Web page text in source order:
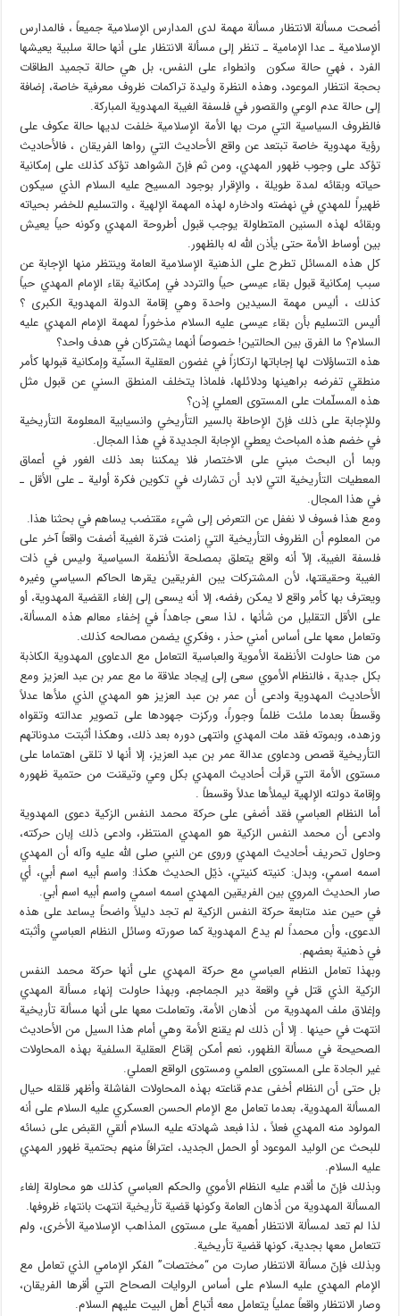
أضحت مسألة الانتظار مسألة مهمة لدى المدارس الإسلامية جميعاً ، فالمدارس
الإسلامية ـ عدا الإمامية ـ تنظر إلى مسألة الانتظار على أنها حالة سلبية يعيشها
الفرد ، فهي حالة سكون وانطواء على النفس، بل هي حالة تجميد الطاقات
بحجة انتظار الموعود، وهذه النظرة وليدة تراكمات ظروف معرفية خاصة، إضافة
إلى حالة عدم الوعي والقصور في فلسفة الغيبة المهدوية المباركة.
فالظروف السياسية التي مرت بها الأمة الإسلامية خلفت لديها حالة عكوف على
رؤية مهدوية خاصة تبتعد عن واقع الأحاديث التي رواها الفريقان ، فالأحاديث
تؤكد على وجوب ظهور المهدي، ومن ثم فإنّ الشواهد تؤكد كذلك على إمكانية
حياته وبقائه لمدة طويلة ، والإقرار بوجود المسيح عليه السلام الذي سيكون
ظهيراً للمهدي في نهضته وادخاره لهذه المهمة الإلهية ، والتسليم للخضر بحياته
وبقائه لهذه السنين المتطاولة يوجب قبول أطروحة المهدي وكونه حياً يعيش
بين أوساط الأمة حتى يأذن الله له بالظهور.
كل هذه المسائل تطرح على الذهنية الإسلامية العامة وينتظر منها الإجابة عن
سبب إمكانية قبول بقاء عيسى حياً والتردد في إمكانية بقاء الإمام المهدي حياً
كذلك ، أليس مهمة السيدين واحدة وهي إقامة الدولة المهدوية الكبرى ؟
أليس التسليم بأن بقاء عيسى عليه السلام مذخوراً لمهمة الإمام المهدي عليه
السلام؟ ما الفرق بين الحالتين! خصوصاً أنهما يشتركان في هدف واحد؟
هذه التساؤلات لها إجاباتها ارتكازاً في غضون العقلية السنّية وإمكانية قبولها كأمر
منطقي تفرضه براهينها ودلائلها، فلماذا يتخلف المنطق السني عن قبول مثل
هذه المسلّمات على المستوى العملي إذن؟
وللإجابة على ذلك فإنّ الإحاطة بالسير التأريخي وانسيابية المعلومة التأريخية
في خضم هذه المباحث يعطي الإجابة الجديدة في هذا المجال.
وبما أن البحث مبني على الاختصار فلا يمكننا بعد ذلك الغور في أعماق
المعطيات التأريخية التي لابد أن تشارك في تكوين فكرة أولية ـ على الأقل ـ
في هذا المجال.
ومع هذا فسوف لا نغفل عن التعرض إلى شيء مقتضب يساهم في بحثنا هذا.
من المعلوم أن الظروف التأريخية التي زامنت فترة الغيبة أضفت واقعاً آخر على
فلسفة الغيبة، إلاّ أنه واقع يتعلق بمصلحة الأنظمة السياسية وليس في ذات
الغيبة وحقيقتها، لأن المشتركات يبن الفريقين يقرها الحاكم السياسي وغيره
ويعترف بها كأمر واقع لا يمكن رفضه، إلا أنه يسعى إلى إلغاء القضية المهدوية، أو
على الأقل التقليل من شأنها ، لذا سعى جاهداً في إخفاء معالم هذه المسألة،
وتعامل معها على أساس أمني حذر ، وفكري يضمن مصالحه كذلك.
من هنا حاولت الأنظمة الأموية والعباسية التعامل مع الدعاوى المهدوية الكاذبة
بكل جدية ، فالنظام الأموي سعى إلى إيجاد علاقة ما مع عمر بن عبد العزيز ومع
الأحاديث المهدوية وادعى أن عمر بن عبد العزيز هو المهدي الذي ملأها عدلاً
وقسطاً بعدما ملئت ظلماً وجوراً، وركزت جهودها على تصوير عدالته وتقواه
وزهده، وبموته فقد مات المهدي وانتهى دوره بعد ذلك، وهكذا أثبتت مدوناتهم
التأريخية قصص ودعاوى عدالة عمر بن عبد العزيز، إلا أنها لا تلقى اهتماما على
مستوى الأمة التي قرأت أحاديث المهدي بكل وعي وتيقنت من حتمية ظهوره
وإقامة دولته الإلهية ليملأها عدلاً وقسطاً .
أما النظام العباسي فقد أضفى على حركة محمد النفس الزكية دعوى المهدوية
وادعى أن محمد النفس الزكية هو المهدي المنتظر، وادعى ذلك إبان حركته،
وحاول تحريف أحاديث المهدي وروى عن النبي صلى الله عليه وآله أن المهدي
اسمه اسمي، وبدل: كنيته كنيتي، ذيّل الحديث هكذا: واسم أبيه اسم أبي، أي
صار الحديث المروي بين الفريقين المهدي اسمه اسمي واسم أبيه اسم أبي.
في حين عند متابعة حركة النفس الزكية لم تجد دليلاً واضحاً يساعد على هذه
الدعوى، وأن محمداً لم يدع المهدوية كما صورته وسائل النظام العباسي وأثبته
في ذهنية بعضهم.
وبهذا تعامل النظام العباسي مع حركة المهدي على أنها حركة محمد النفس
الزكية الذي قتل في واقعة دير الجماجم، وبهذا حاولت إنهاء مسألة المهدي
وإغلاق ملف المهدوية من أذهان الأمة، وتعاملت معها على أنها مسألة تأريخية
انتهت في حينها . إلا أن ذلك لم يقنع الأمة وهي أمام هذا السيل من الأحاديث
الصحيحة في مسألة الظهور، نعم أمكن إقناع العقلية السلفية بهذه المحاولات
غير الجادة على المستوى العلمي ومستوى الواقع العملي.
بل حتى أن النظام أخفى عدم قناعته بهذه المحاولات الفاشلة وأظهر قلقله حيال
المسألة المهدوية، بعدما تعامل مع الإمام الحسن العسكري عليه السلام على أنه
المولود منه المهدي فعلاً ، لذا فبعد شهادته عليه السلام ألقي القبض على نسائه
للبحث عن الوليد الموعود أو الحمل الجديد، اعترافاً منهم بحتمية ظهور المهدي
عليه السلام.
وبذلك فإنّ ما أقدم عليه النظام الأموي والحكم العباسي كذلك هو محاولة إلغاء
المسألة المهدوية من أذهان العامة وكونها قضية تأريخية انتهت بانتهاء ظروفها.
لذا لم تعد لمسألة الانتظار أهمية على مستوى المذاهب الإسلامية الأخرى، ولم
تتعامل معها بجدية، كونها قضية تأريخية.
وبذلك فإنّ مسألة الانتظار صارت من “مختصات” الفكر الإمامي الذي تعامل مع
الإمام المهدي عليه السلام على أساس الروايات الصحاح التي أقرها الفريقان،
وصار الانتظار واقعاً عملياً يتعامل معه أتباع أهل البيت عليهم السلام.